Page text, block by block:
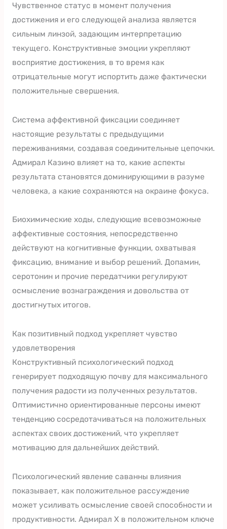
Чувственное статус в момент получения
достижения и его следующей анализа является
сильным линзой, задающим интерпретацию
текущего. Конструктивные эмоции укрепляют
восприятие достижения, в то время как
отрицательные могут испортить даже фактически
положительные свершения.
Система аффективной фиксации соединяет
настоящие результаты с предыдущими
переживаниями, создавая соединительные цепочки.
Адмирал Казино влияет на то, какие аспекты
результата становятся доминирующими в разуме
человека, а какие сохраняются на окраине фокуса.
Биохимические ходы, следующие всевозможные
аффективные состояния, непосредственно
действуют на когнитивные функции, охватывая
фиксацию, внимание и выбор решений. Допамин,
серотонин и прочие передатчики регулируют
осмысление вознаграждения и довольства от
достигнутых итогов.
Как позитивный подход укрепляет чувство
удовлетворения
Конструктивный психологический подход
генерирует подходящую почву для максимального
получения радости из полученных результатов.
Оптимистично ориентированные персоны имеют
тенденцию сосредотачиваться на положительных
аспектах своих достижений, что укрепляет
мотивацию для дальнейших действий.
Психологический явление саванны влияния
показывает, как положительное рассуждение
может усиливать осмысление своей способности и
продуктивности. Адмирал Х в положительном ключе